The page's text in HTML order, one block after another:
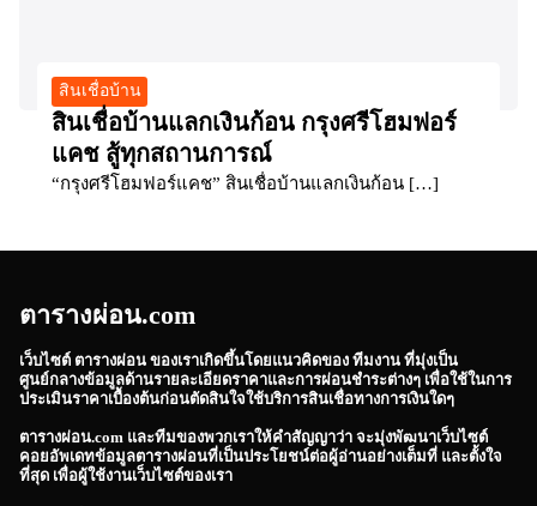
สินเชื่อบ้าน
สินเชื่อบ้านแลกเงินก้อน กรุงศรีโฮมฟอร์
แคช สู้ทุกสถานการณ์
“กรุงศรีโฮมฟอร์แคช” สินเชื่อบ้านแลกเงินก้อน […]
ตารางผ่อน.com
เว็บไซต์ ตารางผ่อน ของเราเกิดขึ้นโดยแนวคิดของ ทีมงาน ที่มุ่งเป็น
ศูนย์กลางข้อมูลด้านรายละเอียดราคาและการผ่อนชำระต่างๆ เพื่อใช้ในการ
ประเมินราคาเบื้องต้นก่อนตัดสินใจใช้บริการสินเชื่อทางการเงินใดๆ
ตารางผ่อน.com และทีมของพวกเราให้คำสัญญาว่า จะมุ่งพัฒนาเว็บไซต์
คอยอัพเดทข้อมูลตารางผ่อนที่เป็นประโยชน์ต่อผู้อ่านอย่างเต็มที่ และตั้งใจ
ที่สุด เพื่อผู้ใช้งานเว็บไซต์ของเรา